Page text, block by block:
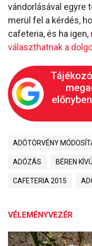
vándorlásával egyre
merül fel a kérdés,
cafeteria, és ha igen,
választhatnak a
ADÓTÖRVÉNY
ADÓZÁS BÉREN
CAFETERIA 2015
VÉLEMÉNYVEZÉR